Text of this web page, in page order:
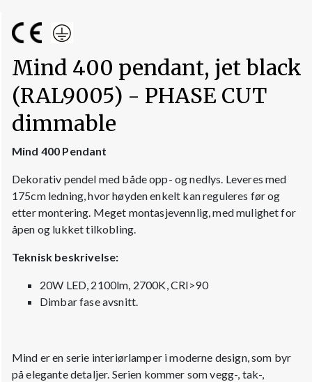
Mind 400 pendant, jet black
(RAL9005) - PHASE CUT
dimmable
Mind 400 Pendant
Dekorativ pendel med både opp- og nedlys. Leveres med
175cm ledning, hvor høyden enkelt kan reguleres før og
etter montering. Meget montasjevennlig, med mulighet for
åpen og lukket tilkobling.
Teknisk beskrivelse:
20W LED, 2100lm, 2700K, CRI>90
Dimbar fase avsnitt.
Mind er en serie interiørlamper i moderne design, som byr
på elegante detaljer. Serien kommer som vegg-, tak-,